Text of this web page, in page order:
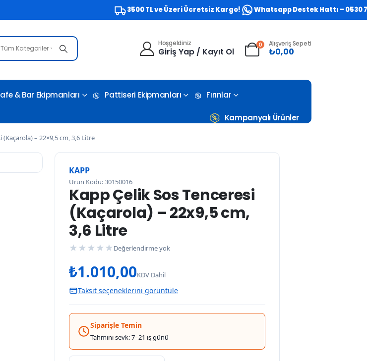
3500 TL ve Üzeri Ücretsiz Kargo! Whatsapp Destek Hattı – 0530 773 0581
Tüm Kategoriler
Hoşgeldiniz
Giriş Yap / Kayıt Ol
0 Alışveriş Sepeti
₺0,00
& Bar Ekipmanları Pattiseri Ekipmanları Fırınlar
Kampanyalı Ürünler
(Kaçarola) – 22×9,5 cm, 3,6 Litre
KAPP
Ürün Kodu: 30150016
Kapp Çelik Sos Tenceresi
(Kaçarola) – 22x9,5 cm,
3,6 Litre
★ ★ ★ ★ ★ Değerlendirme yok
₺1.010,00KDV Dahil
Taksit seçeneklerini görüntüle
Siparişle Temin
Tahmini sevk: 7–21 iş günü